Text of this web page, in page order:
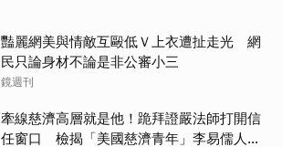
豔麗網美與情敵互毆低Ｖ上衣遭扯走光 網
民只論身材不論是非公審小三
鏡週刊
牽線慈濟高層就是他！跪拜證嚴法師打開信
任窗口 檢揭「美國慈濟青年」李易儒人脈